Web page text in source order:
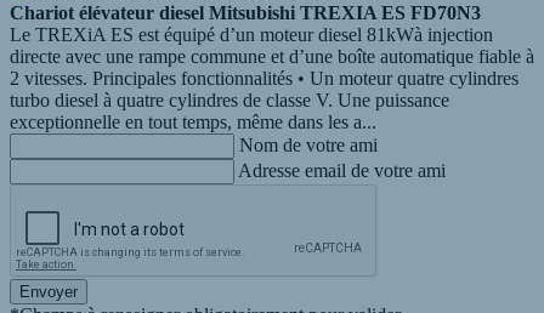
Chariot élévateur diesel Mitsubishi TREXIA ES FD70N3
Le TREXiA ES est équipé d’un moteur diesel 81kWà injection
directe avec une rampe commune et d’une boîte automatique fiable à
2 vitesses. Principales fonctionnalités • Un moteur quatre cylindres
turbo diesel à quatre cylindres de classe V. Une puissance
exceptionnelle en tout temps, même dans les a...
Nom de votre ami
Adresse email de votre ami
Envoyer